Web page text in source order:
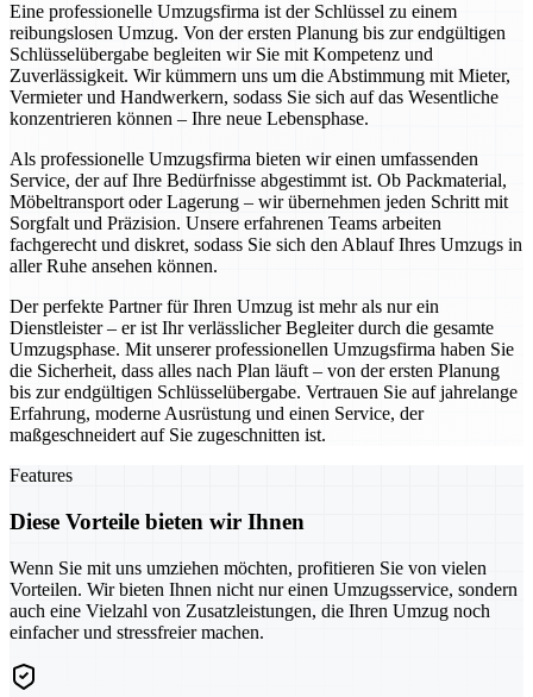
Eine professionelle Umzugsfirma ist der Schlüssel zu einem
reibungslosen Umzug. Von der ersten Planung bis zur endgültigen
Schlüsselübergabe begleiten wir Sie mit Kompetenz und
Zuverlässigkeit. Wir kümmern uns um die Abstimmung mit Mieter,
Vermieter und Handwerkern, sodass Sie sich auf das Wesentliche
konzentrieren können – Ihre neue Lebensphase.
Als professionelle Umzugsfirma bieten wir einen umfassenden
Service, der auf Ihre Bedürfnisse abgestimmt ist. Ob Packmaterial,
Möbeltransport oder Lagerung – wir übernehmen jeden Schritt mit
Sorgfalt und Präzision. Unsere erfahrenen Teams arbeiten
fachgerecht und diskret, sodass Sie sich den Ablauf Ihres Umzugs in
aller Ruhe ansehen können.
Der perfekte Partner für Ihren Umzug ist mehr als nur ein
Dienstleister – er ist Ihr verlässlicher Begleiter durch die gesamte
Umzugsphase. Mit unserer professionellen Umzugsfirma haben Sie
die Sicherheit, dass alles nach Plan läuft – von der ersten Planung
bis zur endgültigen Schlüsselübergabe. Vertrauen Sie auf jahrelange
Erfahrung, moderne Ausrüstung und einen Service, der
maßgeschneidert auf Sie zugeschnitten ist.
Features
Diese Vorteile bieten wir Ihnen
Wenn Sie mit uns umziehen möchten, profitieren Sie von vielen
Vorteilen. Wir bieten Ihnen nicht nur einen Umzugsservice, sondern
auch eine Vielzahl von Zusatzleistungen, die Ihren Umzug noch
einfacher und stressfreier machen.